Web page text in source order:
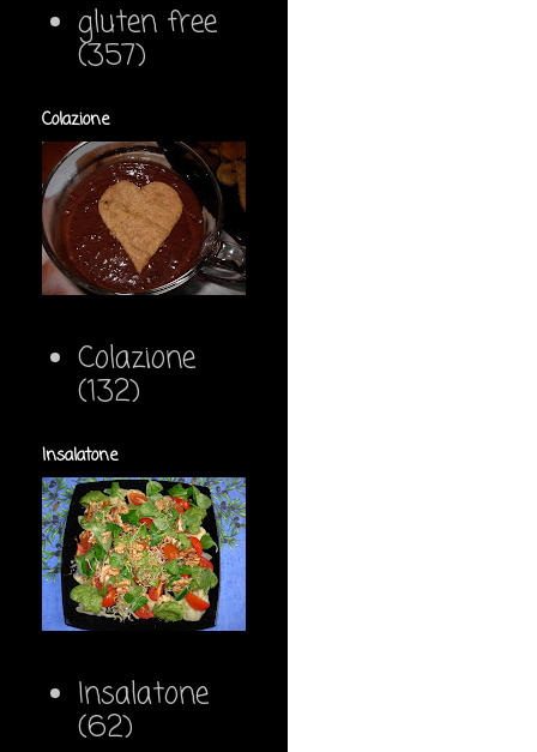
gluten free
(357)
Colazione
Colazione
(132)
Insalatone
Insalatone
(62)